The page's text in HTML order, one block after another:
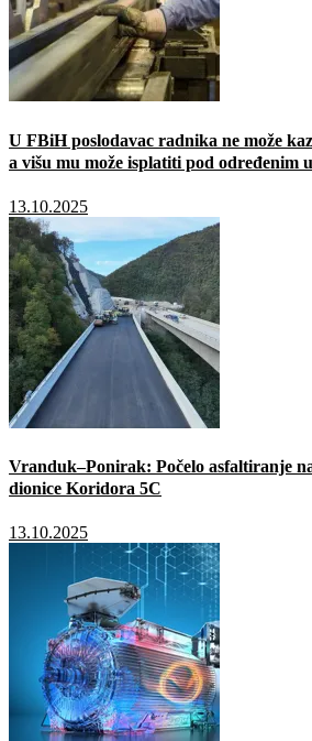
U FBiH poslodavac radnika ne može
a višu mu može isplatiti pod određenim
13.10.2025
Vranduk–Ponirak: Počelo asfaltiranje
dionice Koridora 5C
13.10.2025